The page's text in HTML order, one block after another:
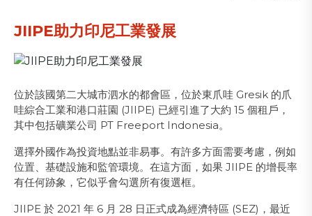
JIIPE助力印尼工業發展
位於該國第二大城市泗水的都會區，位於東爪哇 Gresik 的爪
哇綜合工業和港口莊園 (JIIPE) 已經引進了大約 15 個租戶，
其中包括礦業公司 PT Freeport Indonesia。
選擇外國作為投資地點並非易事。有許多方面需要考慮，例如
位置、基礎設施和監管環境。在這方面，如果 JIIPE 的增長率
有任何跡象，它似乎會勾選所有復選框。
JIIPE 於 2021 年 6 月 28 日正式成為經濟特區 (SEZ)，最近